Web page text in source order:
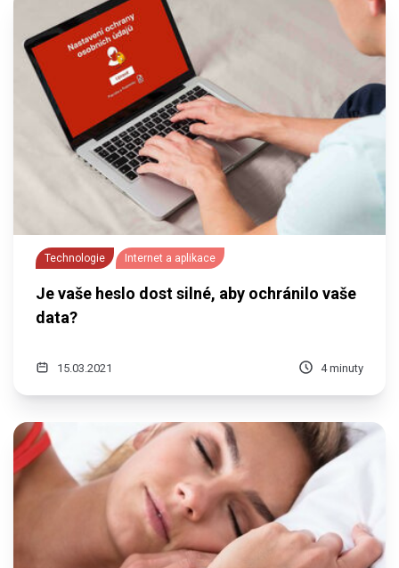
Technologie Internet a aplikace
Je vaše heslo dost silné, aby ochránilo vaše
data?
15.03.2021 4 minuty